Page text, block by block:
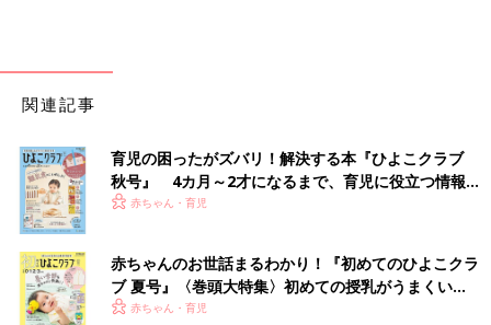
関連記事
育児の困ったがズバリ！解決する本『ひよこクラブ
秋号』 4カ月～2才になるまで、育児に役立つ情報が
いっぱい！
赤ちゃん・育児
赤ちゃんのお世話まるわかり！『初めてのひよこクラ
ブ 夏号』〈巻頭大特集〉初めての授乳がうまくい
く！ おっぱい・ミルクの基本と夏のトラブル 解決テ
赤ちゃん・育児